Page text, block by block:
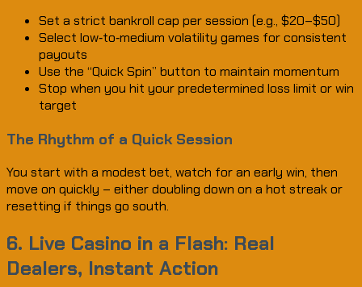
Set a strict bankroll cap per session (e.g., $20–$50)
Select low‑to‑medium volatility games for consistent
payouts
Use the “Quick Spin” button to maintain momentum
Stop when you hit your predetermined loss limit or win
target
The Rhythm of a Quick Session
You start with a modest bet, watch for an early win, then
move on quickly – either doubling down on a hot streak or
resetting if things go south.
6. Live Casino in a Flash: Real
Dealers, Instant Action